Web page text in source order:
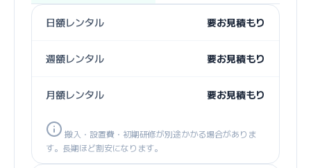
日額レンタル 要お見積もり
週額レンタル 要お見積もり
月額レンタル 要お見積もり
搬入・設置費・初期研修が別途かかる場合がありま
す。長期ほど割安になります。